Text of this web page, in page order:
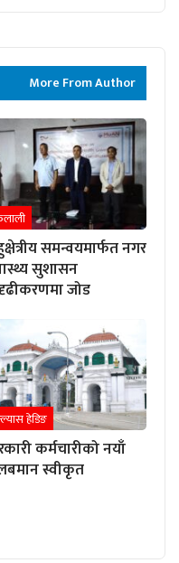
More From Author
समन्वयमार्फत नगर
सुशासन
जोड
हेडिङ
कर्मचारीको नयाँ
स्वीकृत